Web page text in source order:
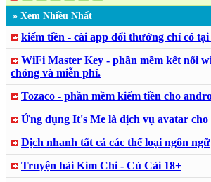
» Xem Nhiều Nhất
kiếm tiền - cài app đổi thưởng chỉ có
WiFi Master Key - phần mềm kết nối
chóng và miễn phí.
Tozaco - phần mềm kiếm tiền cho
Ứng dụng It's Me là dịch vụ avatar cho
Dịch nhanh tất cả các thể loại ngôn ngữ
Truyện hài Kim Chi - Củ Cải 18+